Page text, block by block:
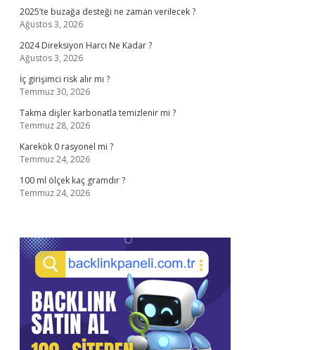
2025’te buzağa desteği ne zaman verilecek ?
Ağustos 3, 2026
2024 Direksiyon Harcı Ne Kadar ?
Ağustos 3, 2026
İç girişimci risk alır mı ?
Temmuz 30, 2026
Takma dişler karbonatla temizlenir mi ?
Temmuz 28, 2026
Karekök 0 rasyonel mi ?
Temmuz 24, 2026
100 ml ölçek kaç gramdır ?
Temmuz 24, 2026